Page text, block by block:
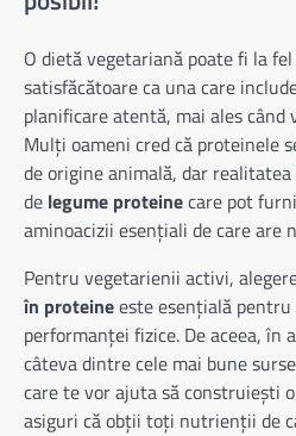
O dietă vegetariană poate fi la
satisfăcătoare ca una care
planificare atentă, mai ales când
Mulți oameni cred că proteinele
de origine animală, dar
de legume proteinecare pot
aminoacizii esențiali de care are
Pentru vegetarienii activi,
în proteineeste esențială
performanței fizice. De aceea, în
câteva dintre cele mai bune
care te vor ajuta să construiești
asiguri că obții toți nutrienții de